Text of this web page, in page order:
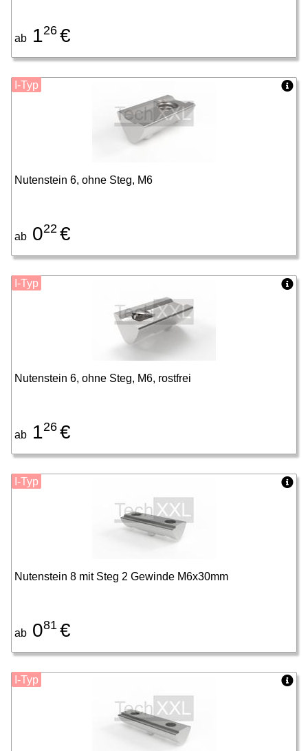
ab 126 €
Nutenstein 6, ohne Steg, M6
ab 022 €
I-Typ
Nutenstein 6, ohne Steg, M6, rostfrei
ab 126 €
I-Typ
Nutenstein 8 mit Steg 2 Gewinde M6x30mm
ab 081 €
I-Typ
I-Typ